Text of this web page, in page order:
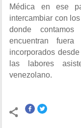
Médica en ese
intercambiar con
donde
encuentran
incorporados
las labores
venezolano.